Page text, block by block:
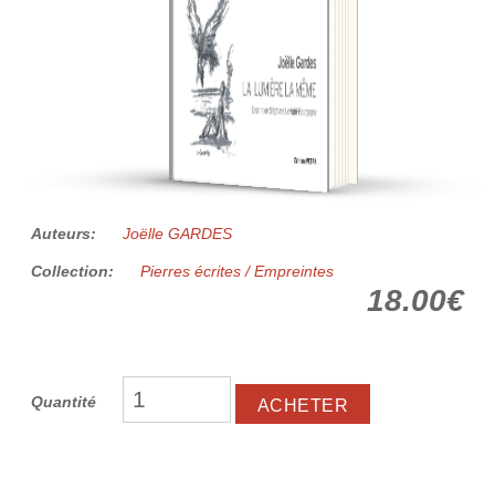
Auteurs: Joëlle GARDES
Collection: Pierres écrites / Empreintes
18.00€
Quantité